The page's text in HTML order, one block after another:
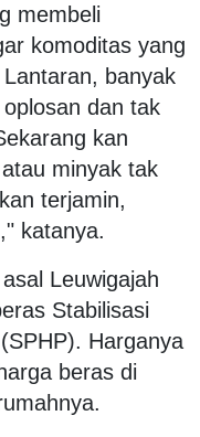
membeli
komoditas yang
banyak
dan tak
kan
minyak tak
terjamin,
katanya.
Leuwigajah
Stabilisasi
Harganya
beras di